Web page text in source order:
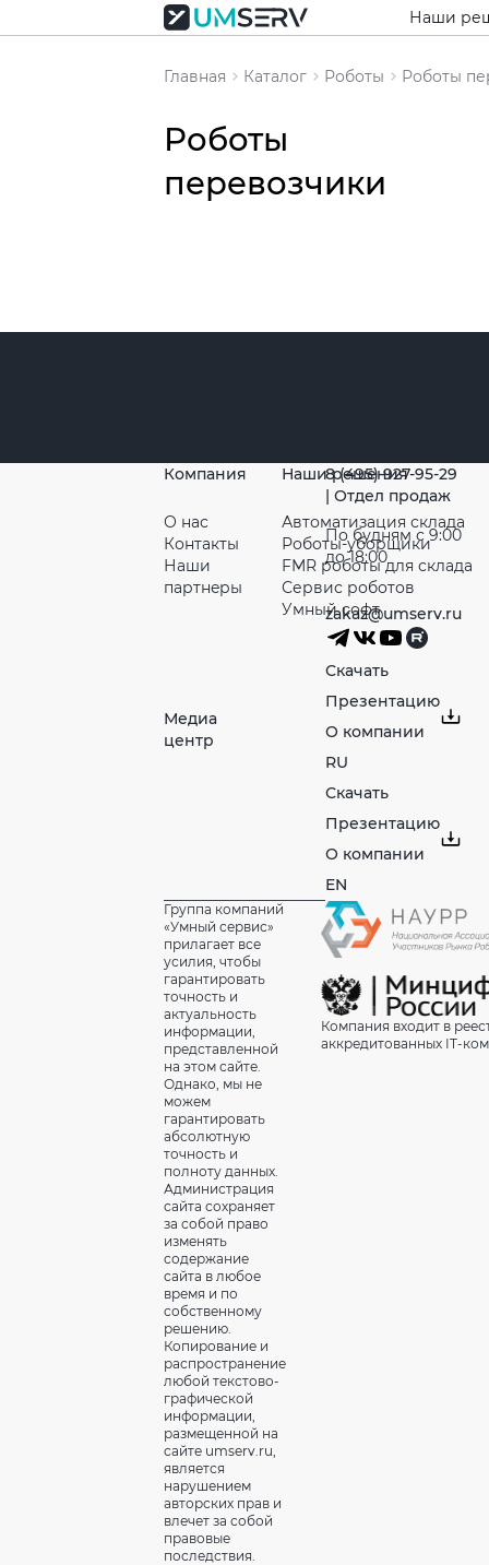
Наши
Главная Каталог Роботы Роботы
Роботы
перевозчики
Компания
О нас
Контакты
Наши
партнeры
Медиа
центр
Наши решения
Автоматизация склада
Роботы-уборщики
FMR роботы для склада
Сервис роботов
Умный софт
8 (495) 927-95-29
| Отдел продаж
По будням с 9:00
до 18:00
zakaz@umserv.ru
Скачать
Презентацию
О компании
RU
Скачать
Презентацию
О компании
EN
Группа компаний
«Умный сервис»
прилагает все
усилия, чтобы
гарантировать
точность и
актуальность
информации,
представленной
на этом сайте.
Однако, мы не
можем
гарантировать
абсолютную
точность и
полноту данных.
Администрация
сайта сохраняет
за собой право
изменять
содержание
сайта в любое
время и по
собственному
решению.
Копирование и
распространение
любой текстово-
графической
информации,
размещенной на
сайте umserv.ru,
является
нарушением
авторских прав и
влечет за собой
правовые
последствия.
Компания входит в
аккредитованных IT-